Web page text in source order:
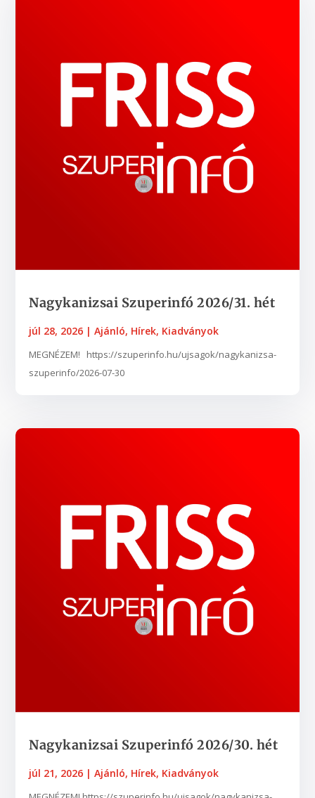
Nagykanizsai Szuperinfó 2026/31. hét
júl 28, 2026 |Ajánló, Hírek, Kiadványok
MEGNÉZEM! https://szuperinfo.hu/ujsagok/nagykanizsa-
szuperinfo/2026-07-30
Nagykanizsai Szuperinfó 2026/30. hét
júl 21, 2026 |Ajánló, Hírek, Kiadványok